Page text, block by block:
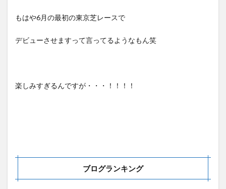
もはや6月の最初の東京芝レースで
デビューさせますって言ってるようなもん笑
楽しみすぎるんですが・・・！！！！
ブログランキング